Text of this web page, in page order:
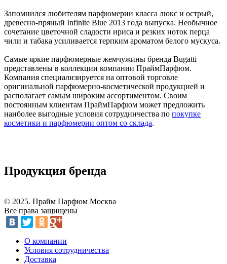
Запомнился любителям парфюмерии класса люкс и острый,
древесно-пряный Infinite Blue 2013 года выпуска. Необычное
сочетание цветочной сладости ириса и резких ноток перца
чили и табака усиливается терпким ароматом белого мускуса.
Самые яркие парфюмерные жемчужины бренда Bugatti
представлены в коллекции компании ПраймПарфюм.
Компания специализируется на оптовой торговле
оригинальной парфюмерно-косметической продукцией и
располагает самым широким ассортиментом. Своим
постоянным клиентам ПраймПарфюм может предложить
наиболее выгодные условия сотрудничества по покупке
косметики и парфюмерии оптом со склада.
Продукция бренда
© 2025. Прайм Парфюм Москва
Все права защищены
О компании
Условия сотрудничества
Доставка